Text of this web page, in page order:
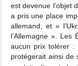
est devenue l’objet
a pris une place
allemand, et «
l’Allemagne ». Les
aucun prix tolérer :
protégerait ainsi de